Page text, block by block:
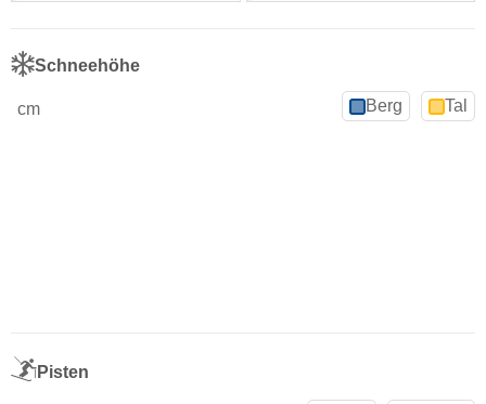
Schneehöhe
cm Berg Tal
Pisten